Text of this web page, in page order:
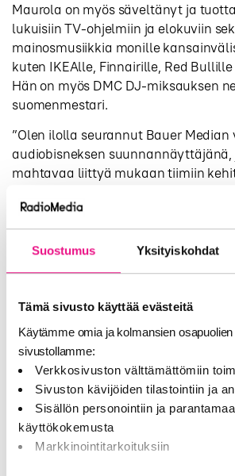
Suostumus Yksityiskohdat
Tämä sivusto käyttää evästeitä
Käytämme omia ja kolmansien
sivustollamme:
Verkkosivuston välttämättömiin
Sivuston kävijöiden tilastointiin ja
Sisällön personointiin ja
käyttökokemusta
Markkinointitarkoituksiin
Maurola on myös säveltänyt ja
lukuisiin TV-ohjelmiin ja elokuviin
mainosmusiikkia monille
kuten IKEAlle, Finnairille, Red
Hän on myös DMC DJ-miksauksen
suomenmestari.
”Olen ilolla seurannut Bauer
audiobisneksen suunnannäyttäjänä,
mahtavaa liittyä mukaan tiimiin
Kaupallisen radioliiketoiminnan
tulevien vuosien kasvun keskiössä
digitaalisen audion mahdollisuudet
Studion luovat, kaupalliset
”Audion kasvutarina on vasta alussa.
kiinnostus suunnitellun äänen
markkinointiviestintää ja brändi-
merkittävästi kasvanut. Vellu
Median Head of Audio Branding
molemmat alan huippuosaajia, ja
tarjoamaan kansainvälisestikin
audio branding -osaamista